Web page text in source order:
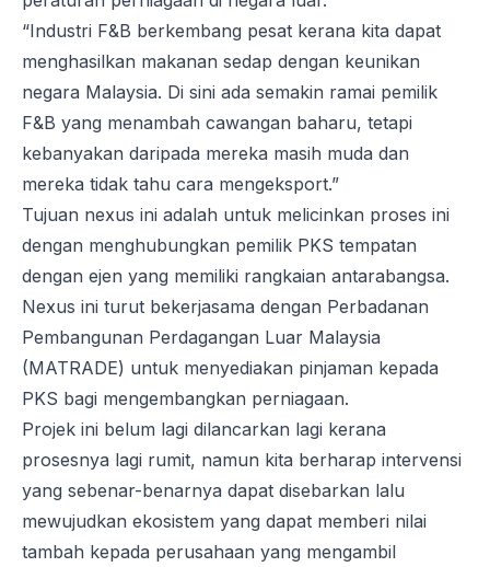
“Industri F&B berkembang pesat kerana kita dapat
menghasilkan makanan sedap dengan keunikan
negara Malaysia. Di sini ada semakin ramai pemilik
F&B yang menambah cawangan baharu, tetapi
kebanyakan daripada mereka masih muda dan
mereka tidak tahu cara mengeksport.”
Tujuan nexus ini adalah untuk melicinkan proses ini
dengan menghubungkan pemilik PKS tempatan
dengan ejen yang memiliki rangkaian antarabangsa.
Nexus ini turut bekerjasama dengan Perbadanan
Pembangunan Perdagangan Luar Malaysia
(MATRADE) untuk menyediakan pinjaman kepada
PKS bagi mengembangkan perniagaan.
Projek ini belum lagi dilancarkan lagi kerana
prosesnya lagi rumit, namun kita berharap intervensi
yang sebenar-benarnya dapat disebarkan lalu
mewujudkan ekosistem yang dapat memberi nilai
tambah kepada perusahaan yang mengambil